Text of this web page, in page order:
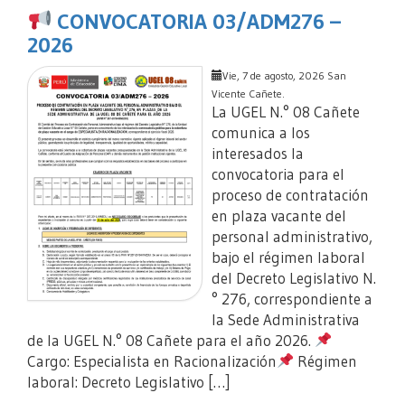
CONVOCATORIA 03/ADM276 –
2026
Vie, 7 de agosto, 2026 San
Vicente Cañete.
La UGEL N.° 08 Cañete
comunica a los
interesados la
convocatoria para el
proceso de contratación
en plaza vacante del
personal administrativo,
bajo el régimen laboral
del Decreto Legislativo N.
° 276, correspondiente a
la Sede Administrativa
de la UGEL N.° 08 Cañete para el año 2026.
Cargo: Especialista en Racionalización
Régimen
laboral: Decreto Legislativo […]